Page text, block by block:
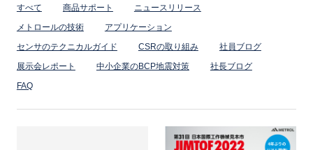
すべて 商品サポート
ニュースリリース
メトロールの技術
アプリケーション
センサのテクニカルガイド
CSRの取り組み
社員ブログ
展示会レポート
中小企業のBCP地震対策
社長ブログ
FAQ